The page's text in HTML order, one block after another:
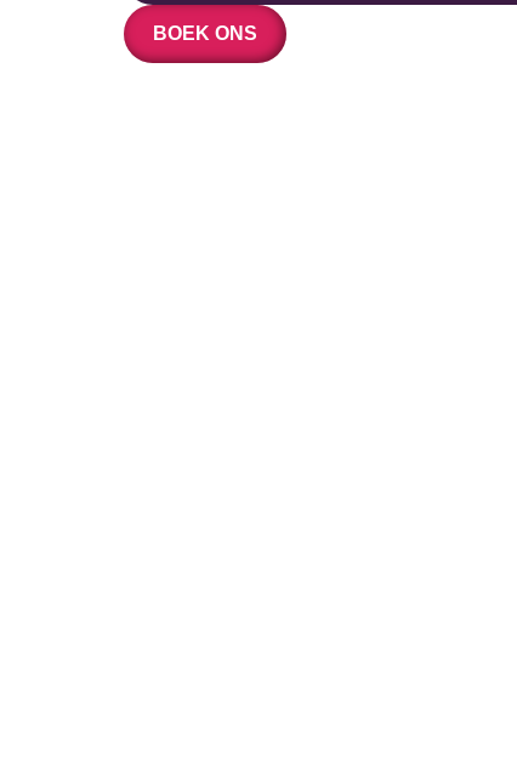
BOEK ONS